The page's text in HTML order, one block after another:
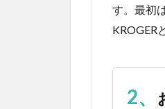
す。最初
KROGER
2、